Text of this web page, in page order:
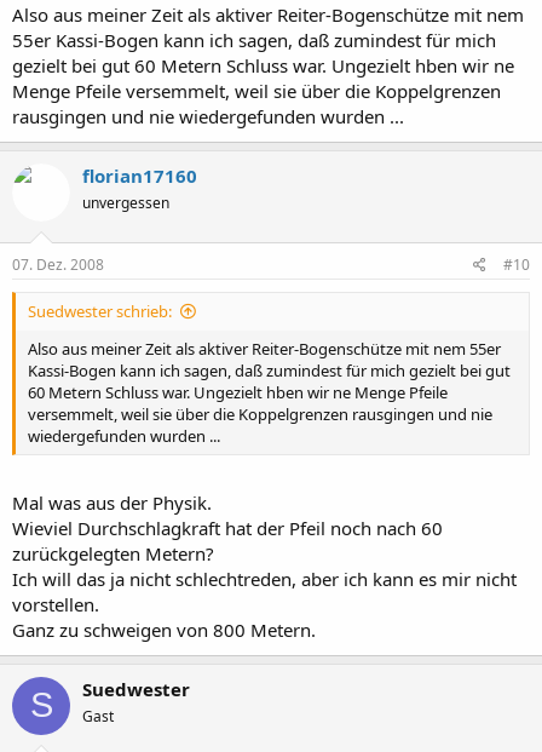
:
Also aus meiner Zeit als aktiver Reiter-Bogenschütze mit nem
55er Kassi-Bogen kann ich sagen, daß zumindest für mich
gezielt bei gut 60 Metern Schluss war. Ungezielt hben wir ne
Menge Pfeile versemmelt, weil sie über die Koppelgrenzen
rausgingen und nie wiedergefunden wurden ...
florian17160
unvergessen
07. Dez. 2008 #10
Suedwester schrieb:
Also aus meiner Zeit als aktiver Reiter-Bogenschütze mit nem 55er
Kassi-Bogen kann ich sagen, daß zumindest für mich gezielt bei gut
60 Metern Schluss war. Ungezielt hben wir ne Menge Pfeile
versemmelt, weil sie über die Koppelgrenzen rausgingen und nie
wiedergefunden wurden ...
Mal was aus der Physik.
Wieviel Durchschlagkraft hat der Pfeil noch nach 60
zurückgelegten Metern?
Ich will das ja nicht schlechtreden, aber ich kann es mir nicht
vorstellen.
Ganz zu schweigen von 800 Metern.
S Suedwester
Gast